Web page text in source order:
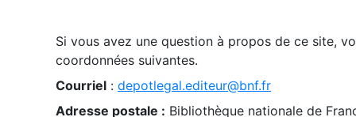
Si vous avez une question à propos de ce site,
coordonnées suivantes.
Courriel : depotlegal.editeur@bnf.fr
Adresse postale : Bibliothèque nationale de